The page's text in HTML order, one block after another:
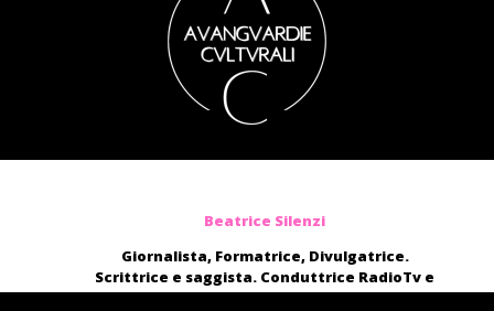
Beatrice Silenzi
Giornalista, Formatrice, Divulgatrice.
Scrittrice e saggista. Conduttrice RadioTv e
blogger.